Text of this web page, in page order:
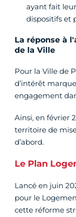
ayant fait
dispositifs et
La réponse à
de la Ville
Pour la Ville de
d’intérêt
engagement
Ainsi, en février
territoire de
d’abord.
Le Plan
Lancé en juin
pour le
cette réforme